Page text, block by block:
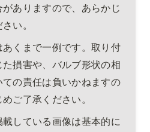
ありますので、あらかじ
い。
くまで一例です。取り付
た損害や、バルブ形状の相
の責任は負いかねますの
ご了承ください。
している画像は基本的に